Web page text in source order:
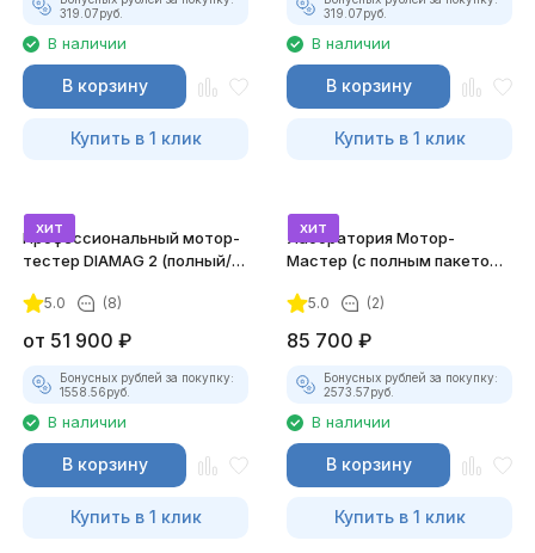
319.07руб.
В наличии
В корзину
Купить в 1 клик
319.07руб.
В наличии
В корзину
Купить в 1 клик
хит
Профессиональный мотор-
тестер DIAMAG 2 (полный/
5.0 (8)
от 51 900 ₽
Бонусных рублей за покупку:
1558.56руб.
В наличии
В корзину
Купить в 1 клик
хит
Лаборатория Мотор-
Мастер (с полным пакетом
5.0 (2)
85 700 ₽
Бонусных рублей за покупку:
2573.57руб.
В наличии
В корзину
Купить в 1 клик